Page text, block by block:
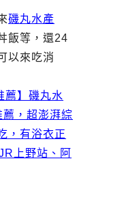
磯丸水產
飯等，還24
以來吃消
薦】磯丸水
，超澎湃綜
，有浴衣正
上野站、阿